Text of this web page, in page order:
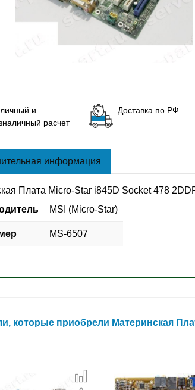
и
расчет
Доставка по РФ
информация
Плата Micro-Star i845D Socket 478
MSI (Micro-Star)
MS-6507
которые приобрели Материнская